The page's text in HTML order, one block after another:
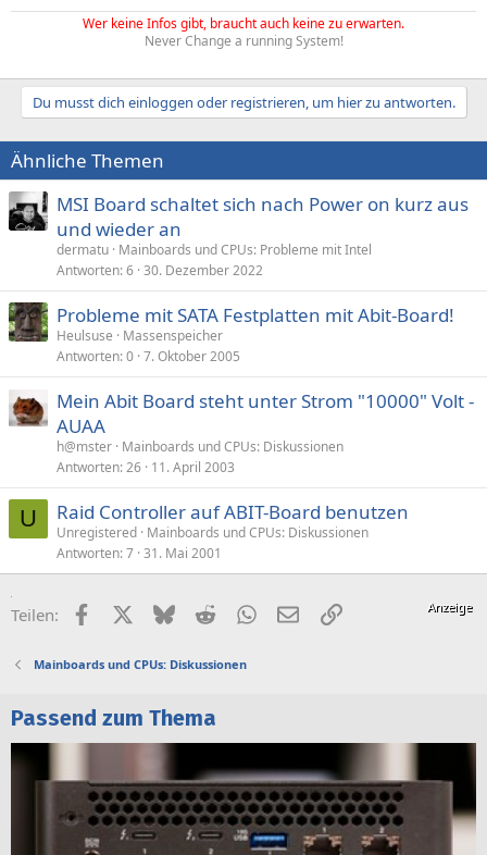
Wer keine Infos gibt, braucht auch keine zu erwarten.
Never Change a running System!
Du musst dich einloggen oder registrieren, um hier zu antworten.
Ähnliche Themen
MSI Board schaltet sich nach Power on kurz aus
und wieder an
dermatu Mainboards und CPUs: Probleme mit Intel
Antworten 6 30. Dezember 2022
Probleme mit SATA Festplatten mit Abit-Board!
Heulsuse
Massenspeicher
Antworten 0 7. Oktober 2005
Mein Abit Board steht unter Strom "10000" Volt -
AUAA
h@mster Mainboards und CPUs: Diskussionen
Antworten 26 11. April 2003
U Raid Controller auf ABIT-Board benutzen
Unregistered Mainboards und CPUs: Diskussionen
Antworten 7 31. Mai 2001
Teilen: FacebookX (Twitter)
BlueskyRedditWhatsApp
E-MailLink
Mainboards und CPUs: Diskussionen
Passend zum Thema